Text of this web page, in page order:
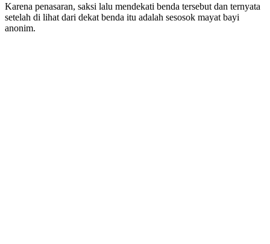
Karena penasaran, saksi lalu mendekati benda tersebut dan ternyata
setelah di lihat dari dekat benda itu adalah sesosok mayat bayi
anonim.